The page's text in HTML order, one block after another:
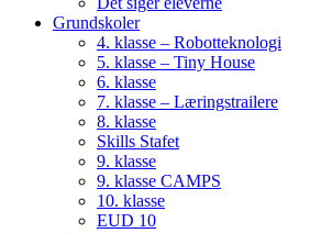
Grundskoler
4. klasse – Robotteknologi
5. klasse – Tiny House
6. klasse
7. klasse – Læringstrailere
8. klasse
Skills Stafet
9. klasse
9. klasse CAMPS
10. klasse
EUD 10